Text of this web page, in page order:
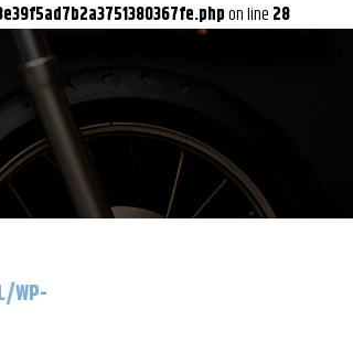
on line 28
WP-